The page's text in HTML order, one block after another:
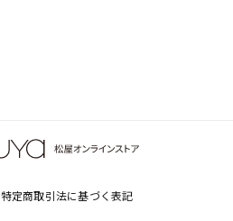
特定商取引法に基づく表記